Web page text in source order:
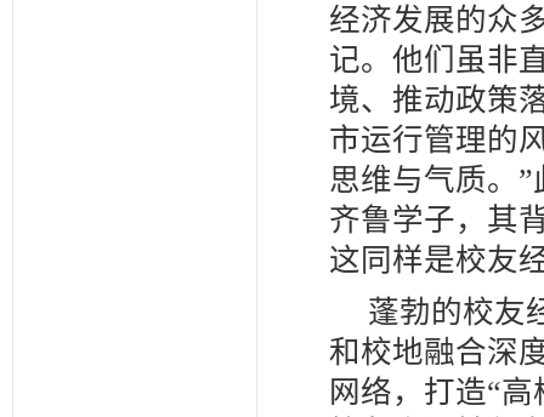
经济发展的众
记。他们虽非
境、推动政策
市运行管理的
思维与气质。
齐鲁学子，其
这同样是校友
蓬勃的校友
和校地融合深
网络，打造“